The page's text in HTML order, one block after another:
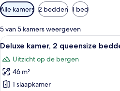
Beschikbare
filters
voor
kamers
Alle kamers 2 bedden 1 bed
5 van 5 kamers weergeven
Alle
foto's
voor
Deluxe
kamer,
4
Deluxe kamer, 2 queensize
Uitzicht op de bergen
46 m²
1 slaapkamer